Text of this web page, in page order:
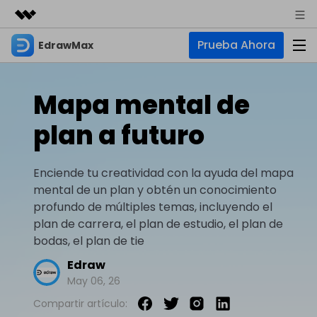
Productos destacados
Utilidades
Resumen
Soluciones
Quiénes somos
Sala de prensa
Tienda
Soporte
EdrawMax Prueba Ahora
EdrawMax
Software de diagramas integral
EdrawMax Online
¿Necesitas la versión en línea? Haz clic aquí
EdrawMind
Soluciones
Para diagramas
Diagrama de flujo Hot
Plano de planta Nuevo
Diagrama UML
Para mapas mentales
Mapa mental
IA para diagramas
Diagrama de IA
Chat de IA Nuevo
Diagrama de flujo de IA
PowerPoint de IA
Recursos
Blog
Artículos
Artículos sobre diagramas
Tendencia
Soporte
Guía
Descubre cómo aprovechar nuestras herramientas.
Para EdrawMax > Para EdrawMind >
Negocios
Mapa mental de
plan a futuro
Enciende tu creatividad con la ayuda del mapa
mental de un plan y obtén un conocimiento
profundo de múltiples temas, incluyendo el
plan de carrera, el plan de estudio, el plan de
bodas, el plan de tie
Edraw
May 06, 26
Compartir artículo: